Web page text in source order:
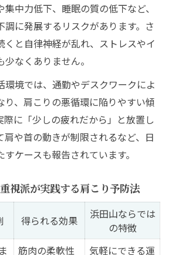
中力低下、睡眠の質の低下など、
調に発展するリスクがあります。さ
くと自律神経が乱れ、ストレスやイ
なくありません。
環境では、通勤やデスクワークによ
り、肩こりの悪循環に陥りやすい傾
際に「少しの疲れだから」と放置し
肩や首の動きが制限されるなど、日
ケースも報告されています。
視派が実践する肩こり予防法
得られる効果
浜田山ならでは
の特徴
筋肉の柔軟性
気軽にできる運